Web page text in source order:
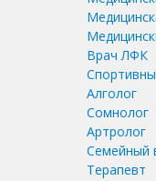
Врач ЛФК
Алголог
Сомнолог
Артролог
Семейный
Терапевт